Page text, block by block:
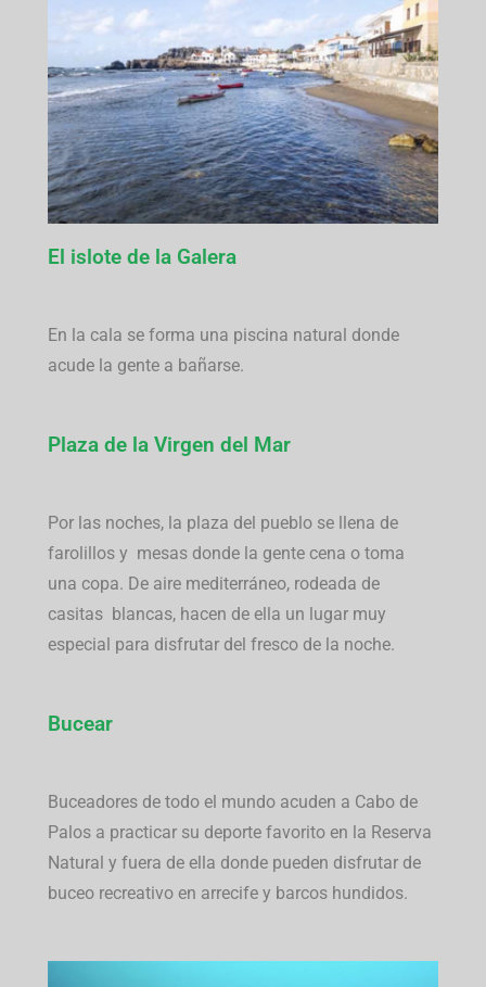
El islote de la Galera
En la cala se forma una piscina natural donde
acude la gente a bañarse.
Plaza de la Virgen del Mar
Por las noches, la plaza del pueblo se llena de
farolillos y mesas donde la gente cena o toma
una copa. De aire mediterráneo, rodeada de
casitas blancas, hacen de ella un lugar muy
especial para disfrutar del fresco de la noche.
Bucear
Buceadores de todo el mundo acuden a Cabo de
Palos a practicar su deporte favorito en la Reserva
Natural y fuera de ella donde pueden disfrutar de
buceo recreativo en arrecife y barcos hundidos.